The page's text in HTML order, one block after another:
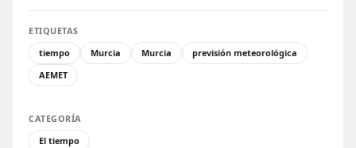
ETIQUETAS
tiempo
Murcia Murcia
previsión meteorológica
AEMET
CATEGORÍA
El tiempo